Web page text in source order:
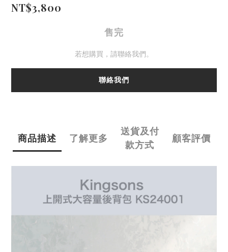
NT$3,800
售完
若想購買，請聯絡我們。
聯絡我們
商品描述 了解更多
送貨及付
款方式
顧客評價